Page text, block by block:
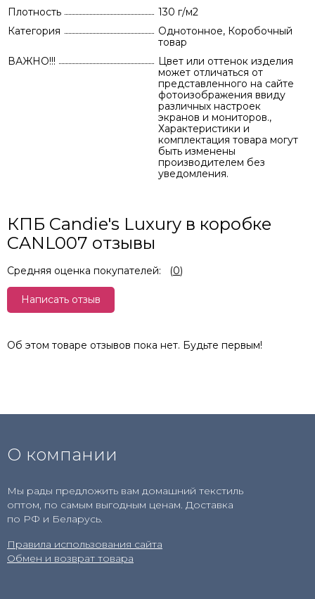
Плотность
130 г/м2
Категория
Однотонное, Коробочный
товар
ВАЖНО!!!
Цвет или оттенок изделия
может отличаться от
представленного на сайте
фотоизображения ввиду
различных настроек
экранов и мониторов.,
Характеристики и
комплектация товара могут
быть изменены
производителем без
уведомления.
КПБ Candie's Luxury в коробке
CANL007 отзывы
Средняя оценка покупателей: (0)
Написать отзыв
Об этом товаре отзывов пока нет. Будьте первым!
О компании
Мы рады предложить вам домашний текстиль
оптом, по самым выгодным ценам. Доставка
по РФ и Беларусь.
Правила использования сайта
Обмен и возврат товара